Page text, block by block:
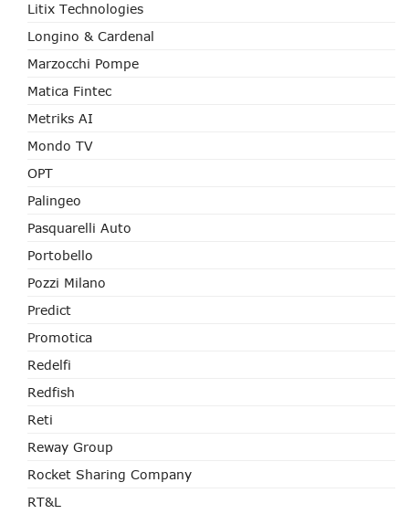
Litix Technologies
Longino & Cardenal
Marzocchi Pompe
Matica Fintec
Metriks AI
Mondo TV
OPT
Palingeo
Pasquarelli Auto
Portobello
Pozzi Milano
Predict
Promotica
Redelfi
Redfish
Reti
Reway Group
Rocket Sharing Company
RT&L